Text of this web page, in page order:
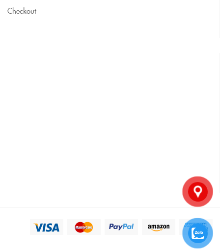
Checkout